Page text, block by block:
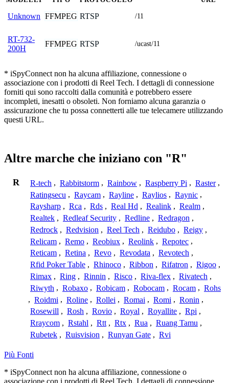
Unknown FFMPEG RTSP /11
RT-732-
200H
FFMPEG RTSP /ucast/11
* iSpyConnect non ha alcuna affiliazione, connessione o
associazione con i prodotti di Reel Tech. I dettagli di connessione
forniti qui sono raccolti dalla comunità e potrebbero essere
incompleti, inesatti o obsoleti. Non forniamo alcuna garanzia o
assicurazione che tu possa connetterti alle tue telecamere utilizzando
questi URL.
Altre marche che iniziano con "R"
R R-tech , Rabbitstorm , Rainbow , Raspberry Pi , Raster ,
Ratingsecu , Raycam , Rayline , Raylios , Raynic ,
Raysharp , Rca , Rds , Real Hd , Realink , Realm ,
Realtek , Redleaf Security , Redline , Redragon ,
Redrock , Redvision , Reel Tech , Reidubo , Reigy ,
Relicam , Remo , Reobiux , Reolink , Repotec ,
Reticam , Retina , Revo , Revodata , Revotech ,
Rfid Poker Table , Rhinoco , Ribbon , Rifatron , Rigoo ,
Rimax , Ring , Rinnin , Risco , Riva-flex , Rivatech ,
Riwyth , Robaxo , Robicam , Robocam , Rocam , Rohs
, Roidmi , Roline , Rollei , Romai , Romi , Ronin ,
Rosewill , Rosh , Rovio , Royal , Royallite , Rpi ,
Rraycom , Rstahl , Rtt , Rtx , Rua , Ruang Tamu ,
Rubetek , Ruisvision , Runyan Gate , Rvi
Più Fonti
* iSpyConnect non ha alcuna affiliazione, connessione o